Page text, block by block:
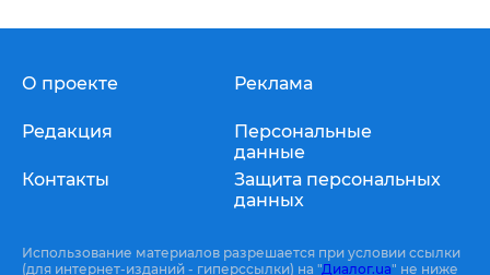
О проекте
Редакция
Контакты
Реклама
Персональные
данные
Защита персональных
данных
Использование материалов разрешается при условии ссылки
(для интернет-изданий - гиперссылки) на "Диалог.ua" не ниже